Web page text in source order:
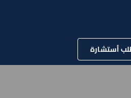
أستشارة